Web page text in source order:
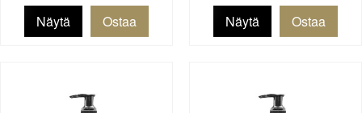
Näytä Näytä